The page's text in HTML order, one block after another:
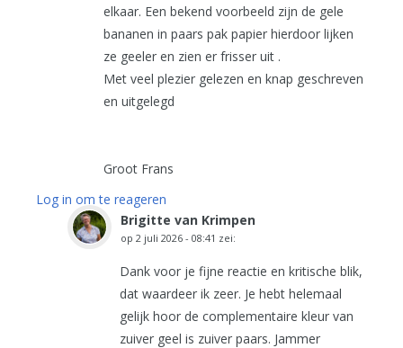
elkaar. Een bekend voorbeeld zijn de gele
bananen in paars pak papier hierdoor lijken
ze geeler en zien er frisser uit .
Met veel plezier gelezen en knap geschreven
en uitgelegd
Groot Frans
Log in om te reageren
Brigitte van Krimpen
op 2 juli 2026 - 08:41 zei:
Dank voor je fijne reactie en kritische blik,
dat waardeer ik zeer. Je hebt helemaal
gelijk hoor de complementaire kleur van
zuiver geel is zuiver paars. Jammer